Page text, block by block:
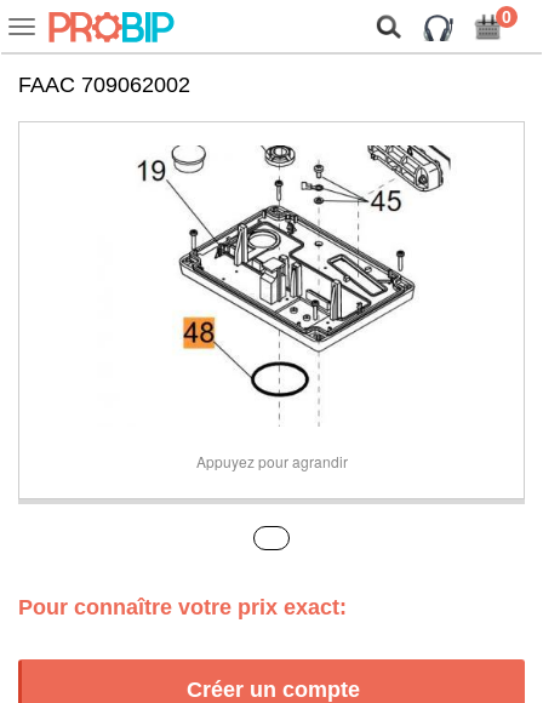
Voir
ou
cacher
navigation
0
FAAC 709062002
Appuyez pour agrandir
Pour connaître votre prix exact:
Créer un compte
On vous présente nos cookies !